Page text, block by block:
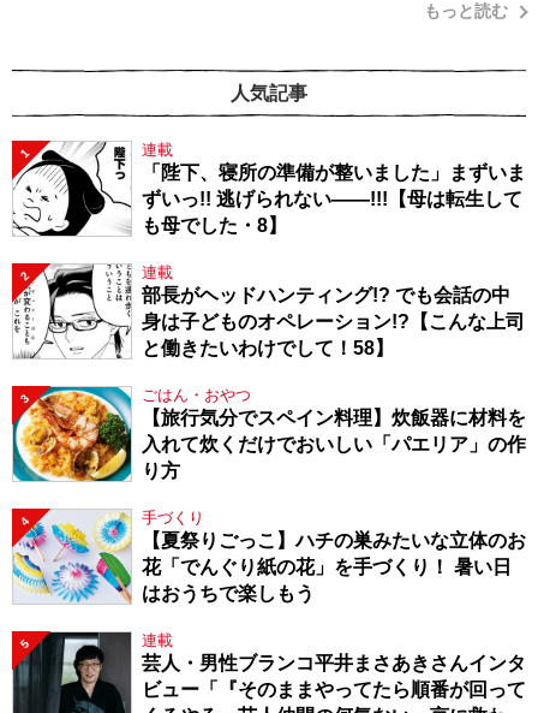
もっと読む
人気記事
1 連載
「陛下、寝所の準備が整いました」まずいま
ずいっ!! 逃げられない――!!!【母は転生して
も母でした・8】
2 連載
部長がヘッドハンティング!? でも会話の中
身は子どものオペレーション!?【こんな上司
と働きたいわけでして！58】
3 ごはん・おやつ
【旅行気分でスペイン料理】炊飯器に材料を
入れて炊くだけでおいしい「パエリア」の作
り方
4 手づくり
【夏祭りごっこ】ハチの巣みたいな立体のお
花「でんぐり紙の花」を手づくり！ 暑い日
はおうちで楽しもう
5 連載
芸人・男性ブランコ平井まさあきさんインタ
ビュー「『そのままやってたら順番が回って